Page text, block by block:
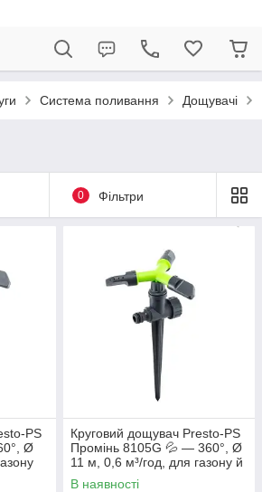
Система поливання Дощувачі
0 Фільтри
PS
Ø
Круговий дощувач Presto-PS
Промінь 8105G 💦 — 360°, Ø
11 м, 0,6 м³/год, для газону й
городу
В наявності